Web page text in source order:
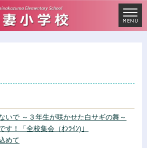
いで ～３年生が咲かせた白サギの舞～
す！「全校集会（ｵﾝﾗｲﾝ)」
めて